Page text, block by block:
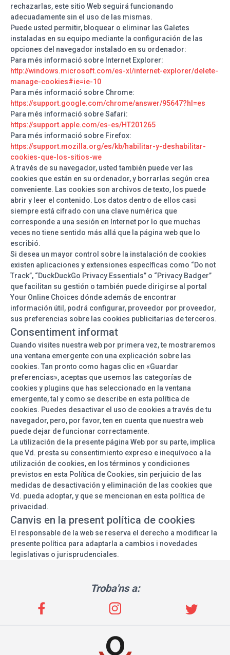
rechazarlas, este sitio Web seguirá funcionando
adecuadamente sin el uso de las mismas.
Puede usted permitir, bloquear o eliminar las Galetes
instaladas en su equipo mediante la configuración de las
opciones del navegador instalado en su ordenador:
Para més informació sobre Internet Explorer:
http://windows.microsoft.com/es-xl/internet-explorer/delete-
manage-cookies#ie=ie-10
Para més informació sobre Chrome:
https://support.google.com/chrome/answer/95647?hl=es
Para més informació sobre Safari:
https://support.apple.com/es-es/HT201265
Para més informació sobre Firefox:
https://support.mozilla.org/es/kb/habilitar-y-deshabilitar-
cookies-que-los-sitios-we
A través de su navegador, usted también puede ver las
cookies que están en su ordenador, y borrarlas según crea
conveniente. Las cookies son archivos de texto, los puede
abrir y leer el contenido. Los datos dentro de ellos casi
siempre está cifrado con una clave numérica que
corresponde a una sesión en Internet por lo que muchas
veces no tiene sentido más allá que la página web que lo
escribió.
Si desea un mayor control sobre la instalación de cookies
existen aplicaciones y extensiones específicas como “Do not
Track”, “DuckDuckGo Privacy Essentials” o “Privacy Badger”
que facilitan su gestión o también puede dirigirse al portal
Your Online Choices dónde además de encontrar
información útil, podrá configurar, proveedor por proveedor,
sus preferencias sobre las cookies publicitarias de terceros.
Consentiment informat
Cuando visites nuestra web por primera vez, te mostraremos
una ventana emergente con una explicación sobre las
cookies. Tan pronto como hagas clic en «Guardar
preferencias», aceptas que usemos las categorías de
cookies y plugins que has seleccionado en la ventana
emergente, tal y como se describe en esta política de
cookies. Puedes desactivar el uso de cookies a través de tu
navegador, pero, por favor, ten en cuenta que nuestra web
puede dejar de funcionar correctamente.
La utilización de la presente página Web por su parte, implica
que Vd. presta su consentimiento expreso e inequívoco a la
utilización de cookies, en los términos y condiciones
previstos en esta Política de Cookies, sin perjuicio de las
medidas de desactivación y eliminación de las cookies que
Vd. pueda adoptar, y que se mencionan en esta política de
privacidad.
Canvis en la present política de cookies
El responsable de la web se reserva el derecho a modificar la
presente política para adaptarla a cambios i novedades
legislativas o jurisprudenciales.
Troba'ns a: